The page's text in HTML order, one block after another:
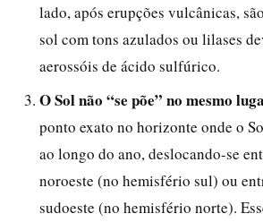
lado, após erupções vulcânicas,
sol com tons azulados ou lilases
aerossóis de ácido sulfúrico.
O Sol não “se põe” no mesmo
ponto exato no horizonte onde o
ao longo do ano, deslocando-se
noroeste (no hemisfério sul) ou
sudoeste (no hemisfério norte).